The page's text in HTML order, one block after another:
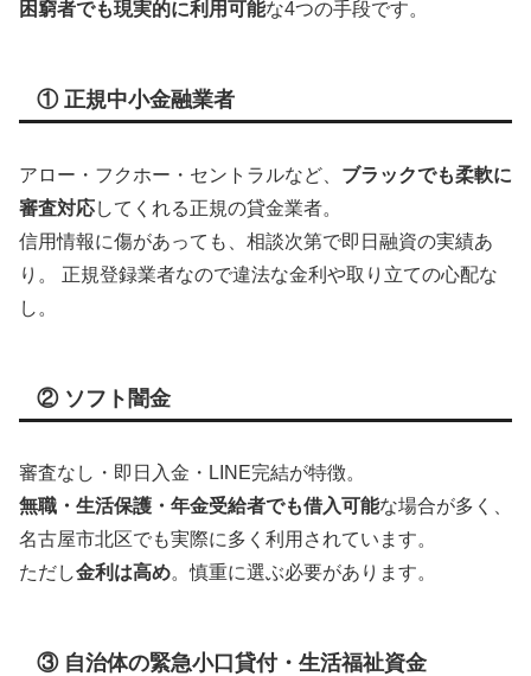
困窮者でも現実的に利用可能な4つの手段です。
① 正規中小金融業者
アロー・フクホー・セントラルなど、 ブラックでも柔軟に
審査対応してくれる正規の貸金業者。
信用情報に傷があっても、相談次第で即日融資の実績あ
り。 正規登録業者なので違法な金利や取り立ての心配な
し。
② ソフト闇金
審査なし・即日入金・LINE完結が特徴。
無職・生活保護・年金受給者でも借入可能な場合が多く、
名古屋市北区でも実際に多く利用されています。
ただし金利は高め。慎重に選ぶ必要があります。
③ 自治体の緊急小口貸付・生活福祉資金